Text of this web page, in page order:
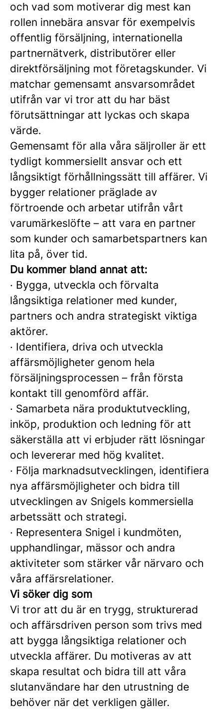
och vad som motiverar dig mest kan
rollen innebära ansvar för exempelvis
offentlig försäljning, internationella
partnernätverk, distributörer eller
direktförsäljning mot företagskunder. Vi
matchar gemensamt ansvarsområdet
utifrån var vi tror att du har bäst
förutsättningar att lyckas och skapa
värde.
Gemensamt för alla våra säljroller är ett
tydligt kommersiellt ansvar och ett
långsiktigt förhållningssätt till affärer. Vi
bygger relationer präglade av
förtroende och arbetar utifrån vårt
varumärkeslöfte – att vara en partner
som kunder och samarbetspartners kan
lita på, över tid.
Du kommer bland annat att:
· Bygga, utveckla och förvalta
långsiktiga relationer med kunder,
partners och andra strategiskt viktiga
aktörer.
· Identifiera, driva och utveckla
affärsmöjligheter genom hela
försäljningsprocessen – från första
kontakt till genomförd affär.
· Samarbeta nära produktutveckling,
inköp, produktion och ledning för att
säkerställa att vi erbjuder rätt lösningar
och levererar med hög kvalitet.
· Följa marknadsutvecklingen, identifiera
nya affärsmöjligheter och bidra till
utvecklingen av Snigels kommersiella
arbetssätt och strategi.
· Representera Snigel i kundmöten,
upphandlingar, mässor och andra
aktiviteter som stärker vår närvaro och
våra affärsrelationer.
Vi söker dig som
Vi tror att du är en trygg, strukturerad
och affärsdriven person som trivs med
att bygga långsiktiga relationer och
utveckla affärer. Du motiveras av att
skapa resultat och bidra till att våra
slutanvändare har den utrustning de
behöver när det verkligen gäller.